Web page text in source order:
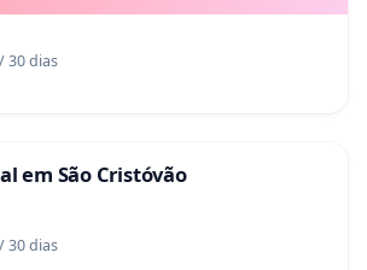
30 dias
em São Cristóvão
30 dias